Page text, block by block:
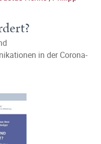
in der Corona-